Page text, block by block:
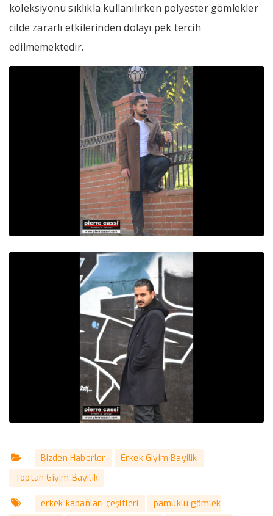
koleksiyonu sıklıkla kullanılırken polyester gömlekler
cilde zararlı etkilerinden dolayı pek tercih
edilmemektedir.
Bizden Haberler
Erkek Giyim Bayilik
Toptan Giyim Bayilik
erkek kabanları çeşitleri
pamuklu gömlek